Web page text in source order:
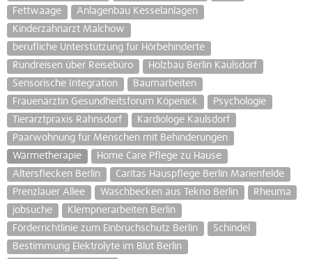
Fettwaage
Anlagenbau Kesselanlagen
Kinderzahnarzt Malchow
berufliche Unterstützung für Hörbehinderte
Rundreisen über Reisebüro
Holzbau Berlin Kaulsdorf
Sensorische Integration
Baumarbeiten
Frauenärztin Gesundheitsforum Köpenick
Psychologie
Tierarztpraxis Rahnsdorf
Kardiologe Kaulsdorf
Paarwohnung für Menschen mit Behinderungen
Wärmetherapie
Home Care Pflege zu Hause
Altersflecken Berlin
Caritas Hauspflege Berlin Marienfelde
Prenzlauer Allee
Waschbecken aus Tekno Berlin
Rheuma
jobsuche
Klempnerarbeiten Berlin
Förderrichtlinie zum Einbruchschutz Berlin
Schindel
Bestimmung Elektrolyte im Blut Berlin